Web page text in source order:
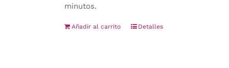
minutos.
Añadir al carrito Detalles